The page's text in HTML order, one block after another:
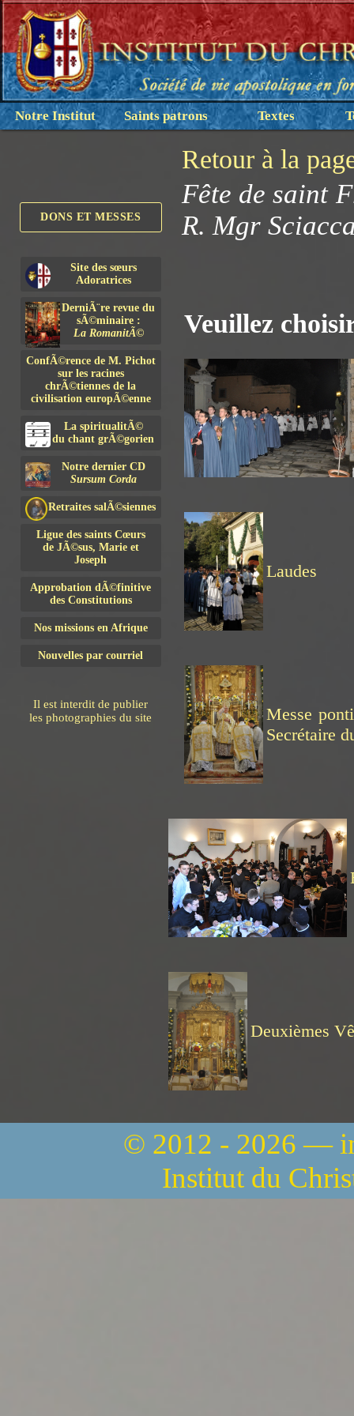
Notre Institut Saints patrons Textes
DONS ET MESSES
Site des sœurs
Adoratrices
DerniÃ¨re revue du
sÃ©minaire :
La RomanitÃ©
ConfÃ©rence de M. Pichot
sur les racines
chrÃ©tiennes de la
civilisation europÃ©enne
La spiritualitÃ©
du chant grÃ©gorien
Notre dernier CD
Sursum Corda
Retraites salÃ©siennes
Ligue des saints Cœurs
de JÃ©sus, Marie et
Joseph
Approbation dÃ©finitive
des Constitutions
Nos missions en Afrique
Nouvelles par courriel
Il est interdit de publier
les photographies du site
Retour à la
Fête de saint
R. Mgr
Veuillez
Laudes
Messe
Secrétaire
Deuxièmes
© 2012 - 2026 —
Institut du